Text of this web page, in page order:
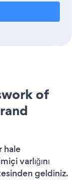
of
hale
varlığını
geldiniz.